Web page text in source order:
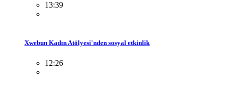
13:39
Xwebun Kadın Atölyesi'nden sosyal etkinlik
12:26